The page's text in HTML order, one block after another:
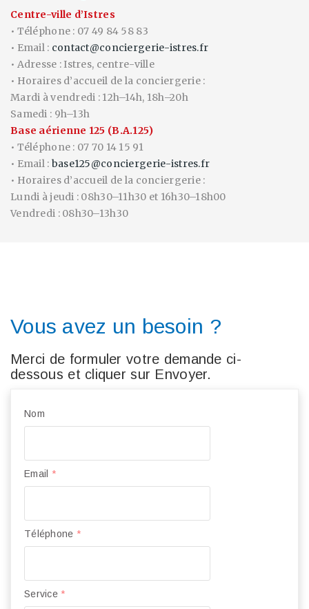
Centre-ville d’Istres
• Téléphone : 07 49 84 58 83
• Email : contact@conciergerie-istres.fr
• Adresse : Istres, centre-ville
• Horaires d’accueil de la conciergerie :
Mardi à vendredi : 12h–14h, 18h–20h
Samedi : 9h–13h
Base aérienne 125 (B.A.125)
• Téléphone : 07 70 14 15 91
• Email : base125@conciergerie-istres.fr
• Horaires d’accueil de la conciergerie :
Lundi à jeudi : 08h30–11h30 et 16h30–18h00
Vendredi : 08h30–13h30
Vous avez un besoin ?
Merci de formuler votre demande ci-
dessous et cliquer sur Envoyer.
Nom
Email *
Téléphone *
Service *